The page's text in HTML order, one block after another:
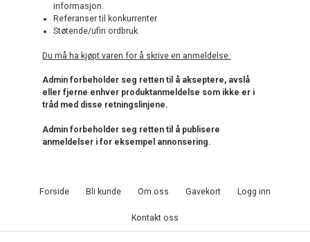
informasjon.
Referanser til konkurrenter
Støtende/ufin ordbruk.
Du må ha kjøpt varen for å skrive en anmeldelse.
Admin forbeholder seg retten til å akseptere, avslå
eller fjerne enhver produktanmeldelse som ikke er i
tråd med disse retningslinjene.
Admin forbeholder seg retten til å publisere
anmeldelser i for eksempel annonsering.
Forside Bli kunde Om oss Gavekort Logg inn
Kontakt oss